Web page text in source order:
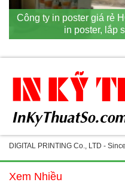
Công ty in poster giá rẻ
in poster, lắp
DIGITAL PRINTING Co., LTD -
Xem Nhiều